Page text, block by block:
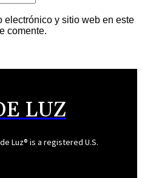
electrónico y sitio web en este
comente.
LUZ
Luz® is a registered U.S.